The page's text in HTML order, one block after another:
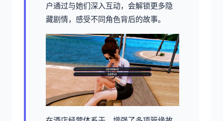
户通过与她们深入互动，会解锁更多隐
藏剧情，感受不同角色背后的故事。